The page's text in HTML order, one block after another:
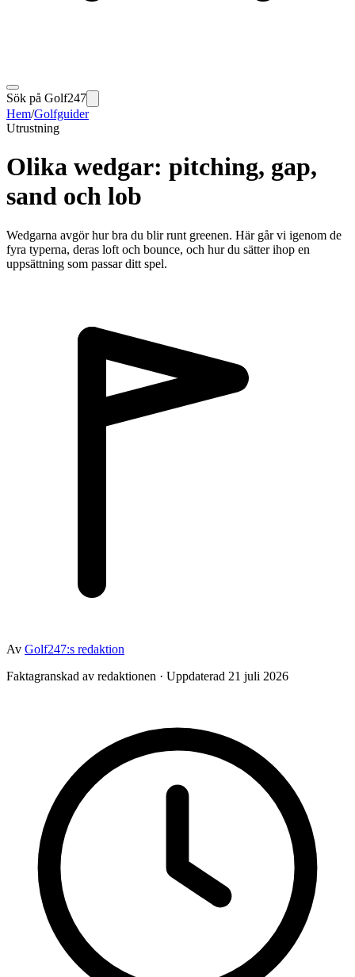
Sök på Golf247
Hem/Golfguider
Utrustning
Olika wedgar: pitching, gap,
sand och lob
Wedgarna avgör hur bra du blir runt greenen. Här går vi igenom de
fyra typerna, deras loft och bounce, och hur du sätter ihop en
uppsättning som passar ditt spel.
Av Golf247:s redaktion
Faktagranskad av redaktionen · Uppdaterad 21 juli 2026